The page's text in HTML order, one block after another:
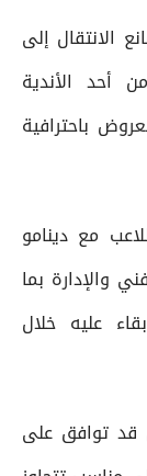
الانتقال إلى
أحد الأندية
باحترافية
مع دينامو
والإدارة بما
عليه خلال
قد توافق على